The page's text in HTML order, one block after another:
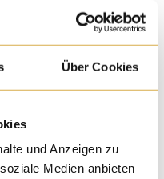
Über Cookies
und Anzeigen zu
Medien anbieten